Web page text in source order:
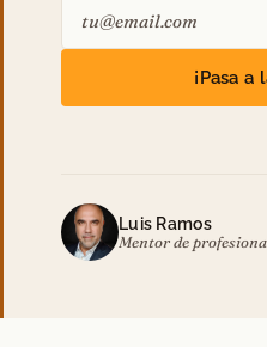
¡Pasa a
Luis Ramos
Mentor de